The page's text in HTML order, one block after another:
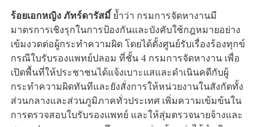
ร้อยเอกหญิง ภัทร์ดารัสมิ์ ย้ำว่า กรมการจัดหางานมี
มาตรการเชิงรุกในการป้องกันและบังคับใช้กฎหมายอย่าง
เข้มงวดต่อผู้กระทำความผิด โดยได้ตั้งศูนย์รับเรื่องร้องทุกข์
กรณีใบรับรองแพทย์ปลอม ที่ชั้น 4 กรมการจัดหางาน เพื่อ
เปิดพื้นที่ให้ประชาชนได้แจ้งเบาะแสและดำเนินคดีกับผู้
กระทำความผิดทันทีและยังสั่งการให้หน่วยงานในสังกัดทั้ง
ส่วนกลางและส่วนภูมิภาคทั่วประเทศ เพิ่มความเข้มข้นใน
การตรวจสอบใบรับรองแพทย์ และให้สุ่มตรวจนายจ้างและ